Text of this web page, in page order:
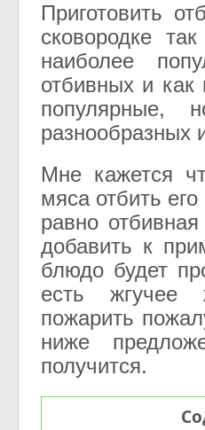
Приготовить
сковородке
наиболее
отбивных и как
популярные,
разнообразных
Мне кажется
мяса отбить
равно
добавить к
блюдо будет
есть жгучее
пожарить
ниже
получится.